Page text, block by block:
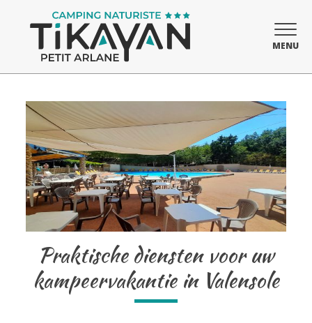
MENU
Praktische diensten voor uw
kampeervakantie in Valensole